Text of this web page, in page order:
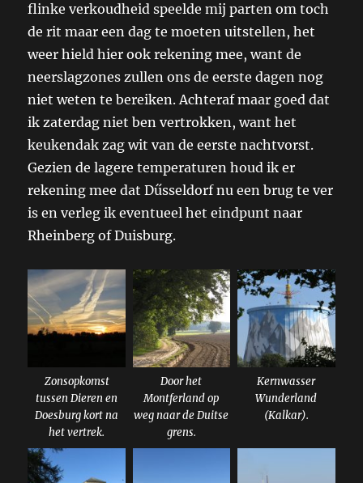
flinke verkoudheid speelde mij parten om toch
de rit maar een dag te moeten uitstellen, het
weer hield hier ook rekening mee, want de
neerslagzones zullen ons de eerste dagen nog
niet weten te bereiken. Achteraf maar goed dat
ik zaterdag niet ben vertrokken, want het
keukendak zag wit van de eerste nachtvorst.
Gezien de lagere temperaturen houd ik er
rekening mee dat Dűsseldorf nu een brug te ver
is en verleg ik eventueel het eindpunt naar
Rheinberg of Duisburg.
Zonsopkomst
tussen Dieren en
Doesburg kort na
het vertrek.
Door het
Montferland op
weg naar de Duitse
grens.
Kernwasser
Wunderland
(Kalkar).